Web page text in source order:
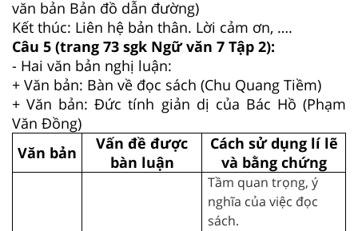
văn bản Bản đồ dẫn đường)
Kết thúc: Liên hệ bản thân. Lời cảm ơn, ….
Câu 5 (trang 73 sgk Ngữ văn 7 Tập 2):
- Hai văn bản nghị luận:
+ Văn bản: Bàn về đọc sách (Chu Quang Tiềm)
+ Văn bản: Đức tính giản dị của Bác Hồ (Phạm
Văn Đồng)
Văn bản
Vấn đề được
bàn luận
Cách sử dụng lí lẽ
và bằng chứng
Tầm quan trọng, ý
nghĩa của việc đọc
sách.